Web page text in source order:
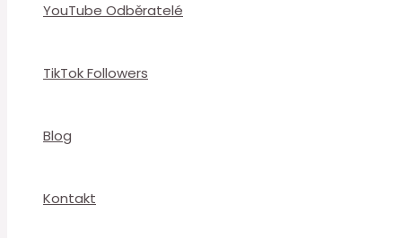
YouTube Odběratelé
TikTok Followers
Blog
Kontakt